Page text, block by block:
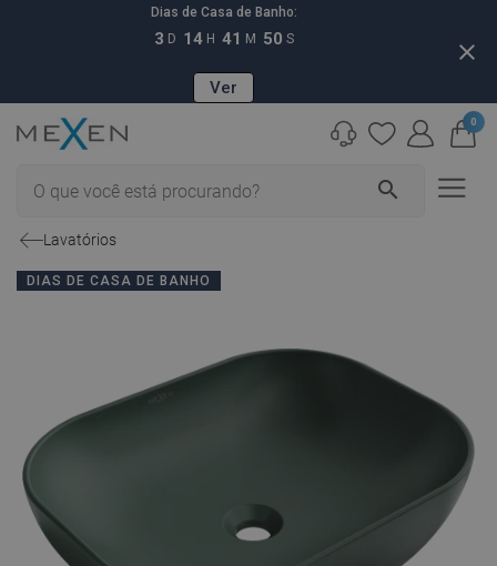
Dias de Casa de Banho:
3 D 14 H 41 M 49 S
Ver
close
search
0
Lavatórios
DIAS DE CASA DE BANHO